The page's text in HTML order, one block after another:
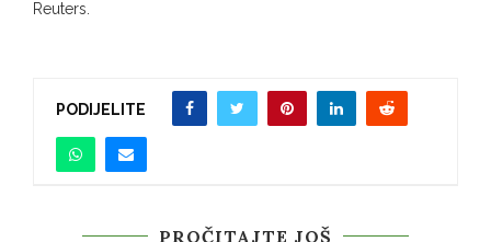
Reuters.
PODIJELITE
PROČITAJTE JOŠ